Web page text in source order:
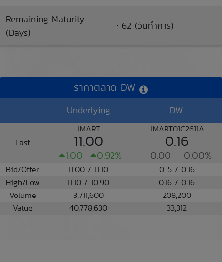
Remaining Maturity
(Days)
: 62 (วันทำการ)
ราคาตลาด DW
Underlying DW
Last
JMART
11.00
1.00 0.92%
JMART01C2611A
0.16
-0.00 -0.00%
Bid/Offer 11.00 / 11.10
0.15 / 0.16
High/Low
11.10 / 10.90
0.16 / 0.16
Volume
3,711,600
208,200
Value
40,778,630 33,312